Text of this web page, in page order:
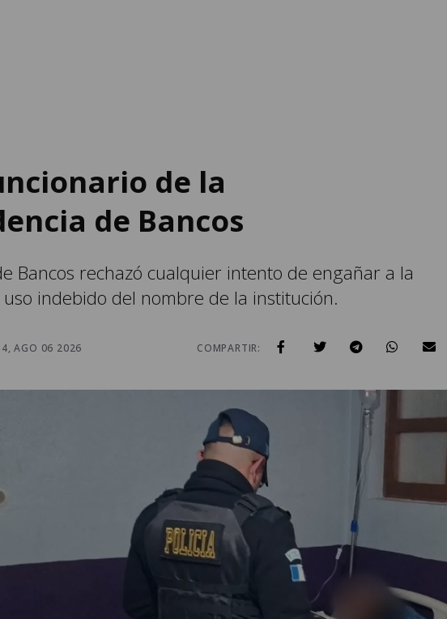
de la
de Bancos
Bancos rechazó cualquier intento de engañar a la
indebido del nombre de la institución.
AGO 06 2026 COMPARTIR: